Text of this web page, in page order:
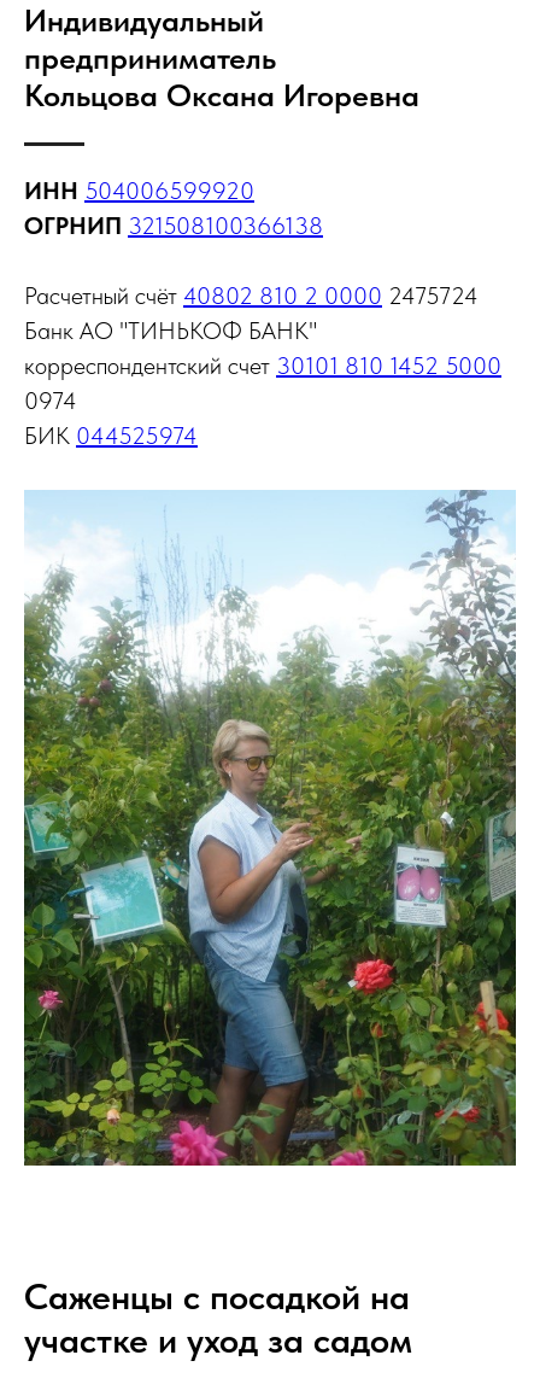
Индивидуальный
предприниматель
Кольцова Оксана Игоревна
ИНН 504006599920
ОГРНИП 321508100366138
Расчетный счёт 40802 810 2 0000 2475724
Банк АО "ТИНЬКОФ БАНК"
корреспондентский счет 30101 810 1452 5000
0974
БИК 044525974
Саженцы с посадкой на
участке и уход за садом